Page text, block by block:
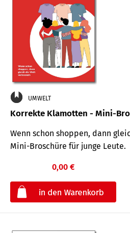
UMWELT
Korrekte Klamotten - Mini-
Wenn schon shoppen, dann
Mini-Broschüre für junge Leute.
0,00 €